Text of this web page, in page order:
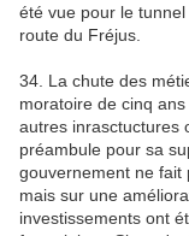
été vue pour le
route du Fréjus.
34. La chute des
moratoire de cinq
autres inrasctuctures
préambule pour sa
gouvernement ne fait
mais sur une
investissements ont